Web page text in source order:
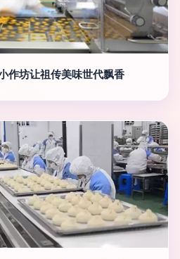
作坊让祖传美味世代飘香